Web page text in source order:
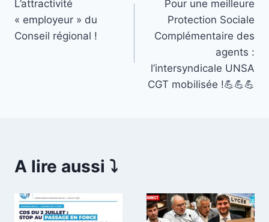
de
l’article
L’attractivité
« employeur » du
Conseil régional !
Pour une meilleure
Protection Sociale
Complémentaire des
agents :
l’intersyndicale UNSA
CGT mobilisée !💪💪💪
A lire aussi ⤵️